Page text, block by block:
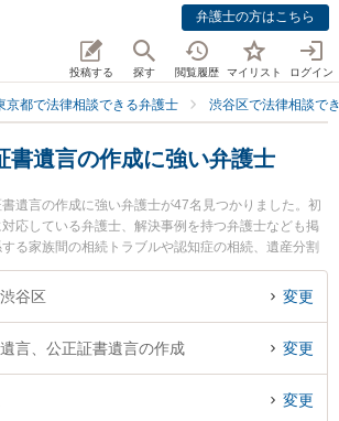
弁護士の方はこちら
投稿する 探す 閲覧履歴 マイリスト ログイン
京都で法律相談できる弁護士 渋谷区で法律相談で
書遺言の作成に強い弁護士
遺言の作成に強い弁護士が47名見つかりました。初
応している弁護士、解決事例を持つ弁護士なども掲
る家族間の相続トラブルや認知症の相続、遺産分割
み検索もでき便利です。特に渋谷ブレイン法律事務
護士法人新都法律事務所 東京事務所の都 裕記弁護
護士に相談したい』『公正証書遺言の作成のトラブ
弁護士を検索したい』『初回相談無料で公正証書遺
渋谷区内の弁護士に相談予約したい』などでお困り
谷区 変更
言、公正証書遺言の作成 変更
変更